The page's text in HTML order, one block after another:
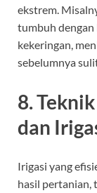
ekstrem.
tumbuh dengan
kekeringan,
sebelumnya
8.
dan
Irigasi yang
hasil pertanian,